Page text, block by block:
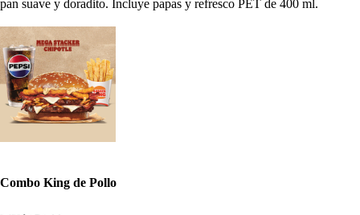
pan suave y doradito. Incluye papas y refresco PET de 400 ml.
Combo King de Pollo